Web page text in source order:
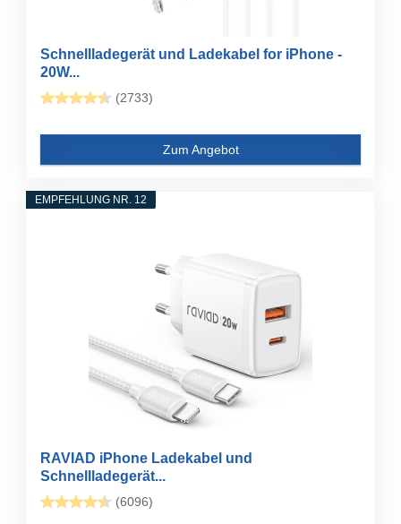
Schnellladegerät und Ladekabel for iPhone -
20W...
(2733)
Zum Angebot
EMPFEHLUNG NR. 12
RAVIAD iPhone Ladekabel und
Schnellladegerät...
(6096)